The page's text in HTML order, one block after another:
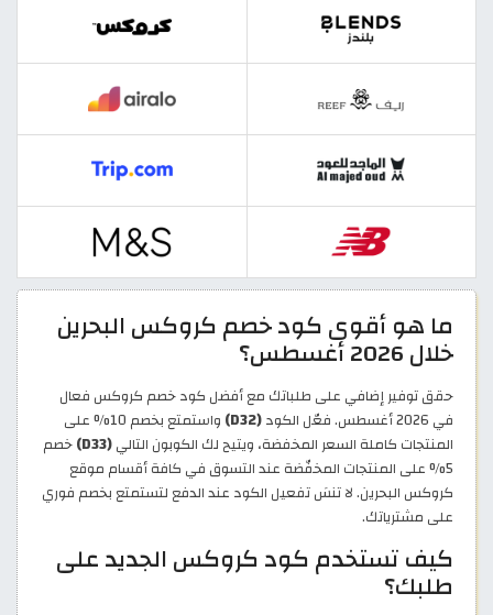
ما هو أقوى كود خصم كروكس البحرين
خلال 2026 أغسطس؟
حقق توفير إضافي على طلباتك مع أفضل كود خصم كروكس فعال
في 2026 أغسطس. فعّل الكود
(D32)
واستمتع بخصم 10% على
المنتجات كاملة السعر المخفضة، ويتيح لك الكوبون التالي(D33)
خصم
5% على المنتجات المخفّضة عند التسوق في كافة أقسام موقع
كروكس البحرين. لا تنسَ تفعيل الكود عند الدفع لتستمتع بخصم فوري
على مشترياتك.
كيف تستخدم كود كروكس الجديد على
طلبك؟